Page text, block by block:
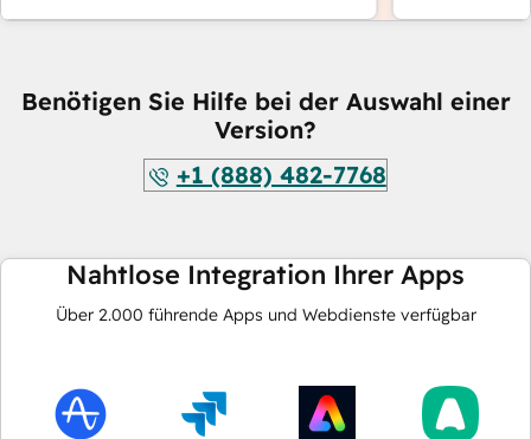
Benötigen Sie Hilfe bei der Auswahl einer
Version?
+1 (888) 482-7768
Nahtlose Integration Ihrer Apps
Über 2.000 führende Apps und Webdienste verfügbar